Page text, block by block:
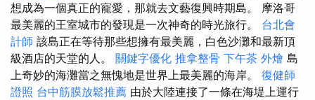
想成為一個真正的寵愛，那就去文藝復興時期島。 摩洛哥
最美麗的王室城市的發現是一次神奇的時光旅行。 台北會
計師 該島正在等待那些想擁有最美麗，白色沙灘和最新頂
級酒店的天堂的人。 關鍵字優化 推拿整骨 下午茶 外燴 島
上奇妙的海灘當之無愧地是世界上最美麗的海岸。 復健師
證照 台中筋膜放鬆推薦 由於大陸連接了一條在海堤上運行